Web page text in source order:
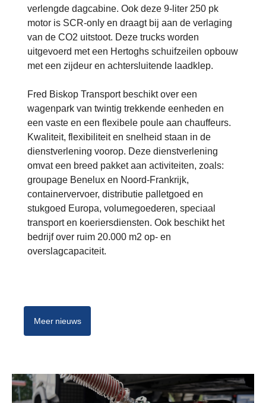
verlengde dagcabine. Ook deze 9-liter 250 pk
motor is SCR-only en draagt bij aan de verlaging
van de CO2 uitstoot. Deze trucks worden
uitgevoerd met een Hertoghs schuifzeilen opbouw
met een zijdeur en achtersluitende laadklep.
Fred Biskop Transport beschikt over een
wagenpark van twintig trekkende eenheden en
een vaste en een flexibele poule aan chauffeurs.
Kwaliteit, flexibiliteit en snelheid staan in de
dienstverlening voorop. Deze dienstverlening
omvat een breed pakket aan activiteiten, zoals:
groupage Benelux en Noord-Frankrijk,
containervervoer, distributie palletgoed en
stukgoed Europa, volumegoederen, speciaal
transport en koeriersdiensten. Ook beschikt het
bedrijf over ruim 20.000 m2 op- en
overslagcapaciteit.
Meer nieuws